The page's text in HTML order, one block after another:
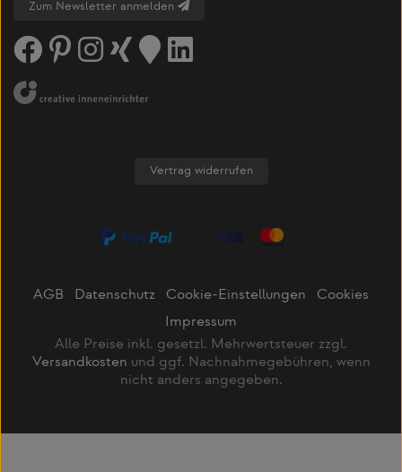
Zum Newsletter anmelden
Vertrag widerrufen
AGB Datenschutz Cookie-Einstellungen
Cookies
Impressum
Alle Preise inkl. gesetzl. Mehrwertsteuer zzgl.
Versandkosten und ggf. Nachnahmegebühren, wenn
nicht anders angegeben.